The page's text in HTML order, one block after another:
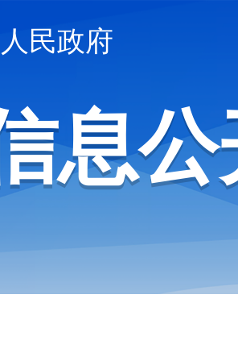
民政府
息公